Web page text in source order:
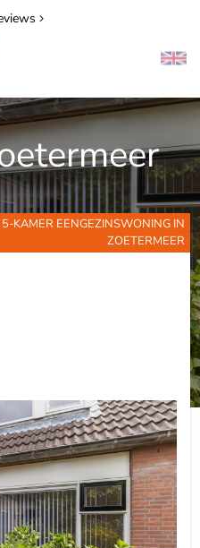
5-KAMER EENGEZINSWONING IN
ZOETERMEER